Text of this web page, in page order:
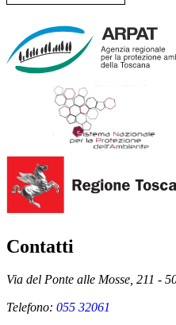
Contatti
Via del Ponte alle Mosse, 211 -
Telefono: 055 32061